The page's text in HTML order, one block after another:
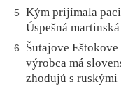
5
Kým prijímala
Úspešná
6
Šutajove
výrobca má
zhodujú s ruskými